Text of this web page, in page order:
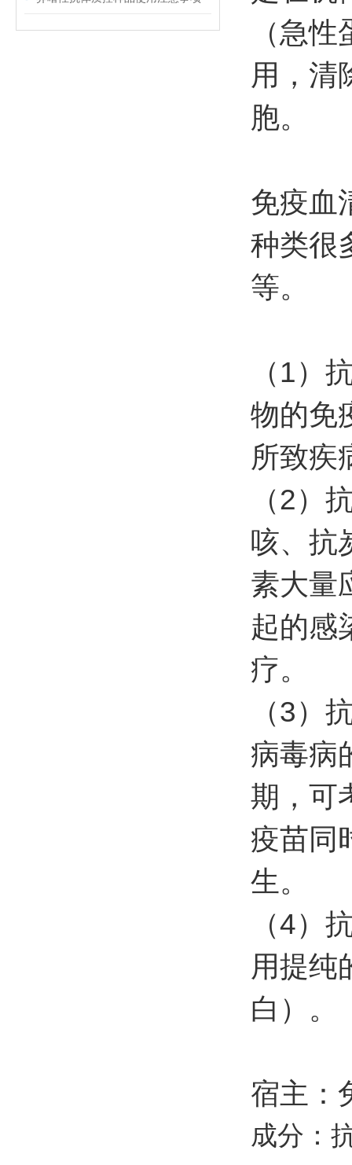
（急
用，清
胞。
免疫血
种类很
等。
（1）
物的免
所致疾
（2）
咳、抗
素大量
起的感
疗。
（3）
病毒病
期，可
疫苗同
生。
（4）
用提纯
白）。
宿主：
成分：